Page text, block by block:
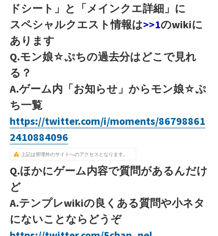
ドシート」と「メインクエ詳細」に
スペシャルクエスト情報は>>1のwikiに
あります
Q.モン娘☆ぷちの過去分はどこで見れ
る？
A.ゲーム内「お知らせ」からモン娘☆ぷ
ち一覧
https://twitter.com/i/moments/86798861
2410884096
上記は管理外のサイトへのアクセスとなります。
Q.ほかにゲーム内容で質問があるんだけ
ど
A.テンプレwikiの良くある質問や小ネタ
にないことならどうぞ